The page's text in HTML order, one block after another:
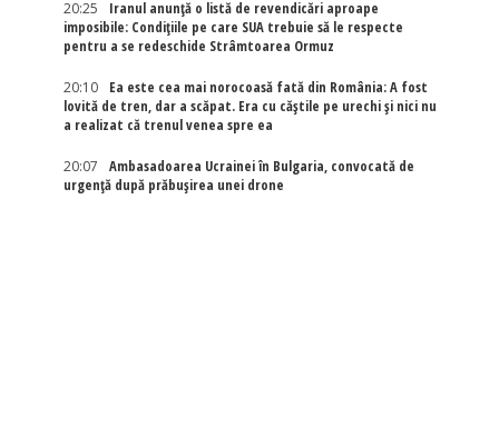
20:25
Iranul anunță o listă de revendicări aproape
imposibile: Condițiile pe care SUA trebuie să le respecte
pentru a se redeschide Strâmtoarea Ormuz
20:10
Ea este cea mai norocoasă fată din România: A fost
lovită de tren, dar a scăpat. Era cu căștile pe urechi și nici nu
a realizat că trenul venea spre ea
20:07
Ambasadoarea Ucrainei în Bulgaria, convocată de
urgență după prăbușirea unei drone